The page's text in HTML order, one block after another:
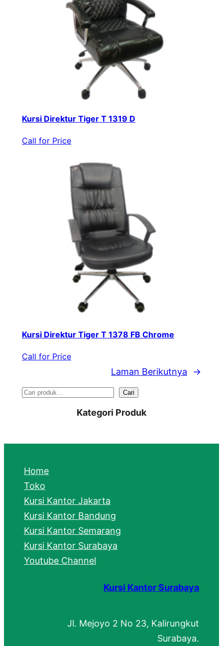
Kursi Direktur Tiger T 1319 D
Call for Price
Kursi Direktur Tiger T 1378 FB Chrome
Call for Price
Laman Berikutnya →
S
r
h
Cari
Kategori Produk
Home
Toko
Kursi Kantor Jakarta
Kursi Kantor Bandung
Kursi Kantor Semarang
Kursi Kantor Surabaya
Youtube Channel
Kursi Kantor Surabaya
Jl. Mejoyo 2 No 23, Kalirungkut
Surabaya.